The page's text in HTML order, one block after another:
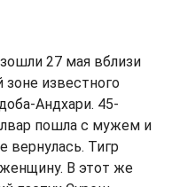
27 мая вблизи
известного
Андхари. 45-
пошла с мужем и
вернулась. Тигр
женщину. В этот же